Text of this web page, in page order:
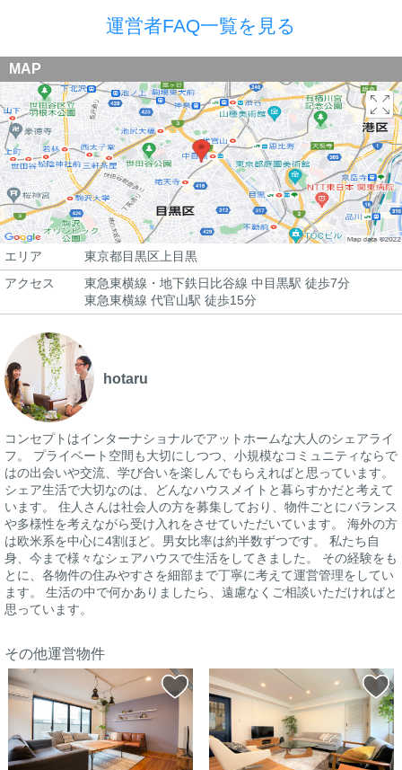
運営者FAQ一覧を見る
MAP
エリア
東京都目黒区上目黒
アクセス
東急東横線・地下鉄日比谷線 中目黒駅 徒歩7分
東急東横線 代官山駅 徒歩15分
hotaru
コンセプトはインターナショナルでアットホームな大人のシェアライ
フ。 プライベート空間も大切にしつつ、小規模なコミュニティならで
はの出会いや交流、学び合いを楽しんでもらえればと思っています。
シェア生活で大切なのは、どんなハウスメイトと暮らすかだと考えて
います。 住人さんは社会人の方を募集しており、物件ごとにバランス
や多様性を考えながら受け入れをさせていただいています。 海外の方
は欧米系を中心に4割ほど。男女比率は約半数ずつです。 私たち自
身、今まで様々なシェアハウスで生活をしてきました。 その経験をも
とに、各物件の住みやすさを細部まで丁寧に考えて運営管理をしてい
ます。 生活の中で何かありましたら、遠慮なくご相談いただければと
思っています。
その他運営物件